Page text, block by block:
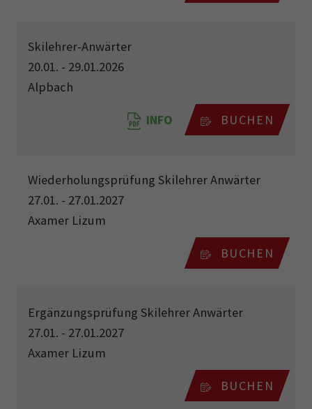
Skilehrer-Anwärter
20.01. - 29.01.2026
Alpbach
INFO BUCHEN
Wiederholungsprüfung Skilehrer Anwärter
27.01. - 27.01.2027
Axamer Lizum
BUCHEN
Ergänzungsprüfung Skilehrer Anwärter
27.01. - 27.01.2027
Axamer Lizum
BUCHEN